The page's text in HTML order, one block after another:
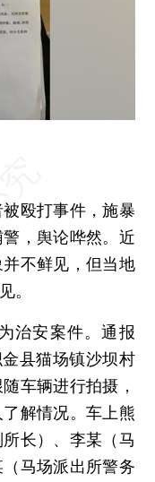
殴打事件，施暴
，舆论哗然。近
不鲜见，但当地
。
安案件。通报
县猫场镇沙坝村
车辆进行拍摄，
解情况。车上熊
长）、李某（马
马场派出所警务